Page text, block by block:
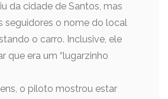
da cidade de Santos, mas
seguidores o nome do local
o carro. Inclusive, ele
que era um “lugarzinho
o piloto mostrou estar